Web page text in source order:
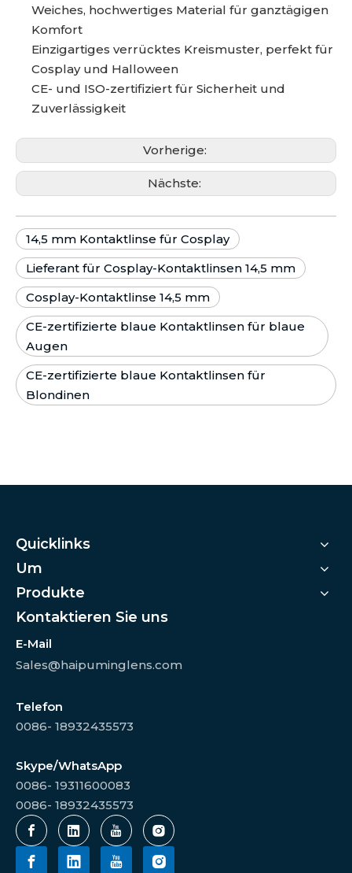
Weiches, hochwertiges Material für ganztägigen
Komfort
Einzigartiges verrücktes Kreismuster, perfekt für
Cosplay und Halloween
CE- und ISO-zertifiziert für Sicherheit und
Zuverlässigkeit
Vorherige:
Nächste:
14,5 mm Kontaktlinse für Cosplay
Lieferant für Cosplay-Kontaktlinsen 14,5 mm
Cosplay-Kontaktlinse 14,5 mm
CE-zertifizierte blaue Kontaktlinsen für blaue
Augen
CE-zertifizierte blaue Kontaktlinsen für
Blondinen
Quicklinks
Um
Produkte
Kontaktieren Sie uns
E-Mail
Sales@haipuminglens.com
Telefon
0086- 18932435573
Skype/WhatsApp
0086- 19311600083
0086- 18932435573